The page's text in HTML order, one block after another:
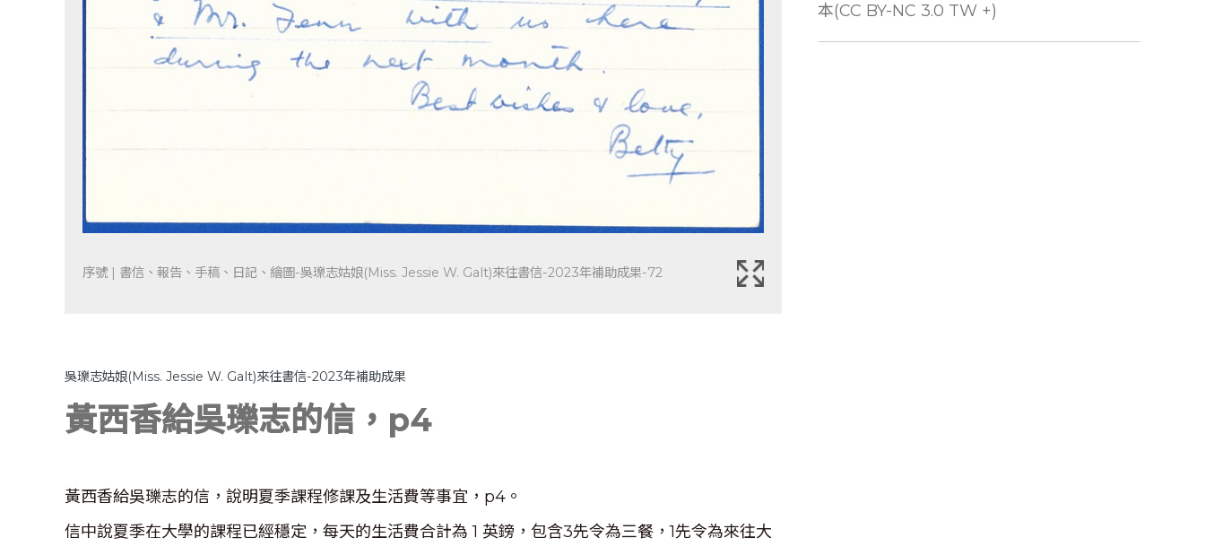
序號 | 書信、報告、手稿、日記、繪圖-吳瓅志姑娘(Miss. Jessie W. Galt)來往書信-2023年補助成果-72
吳瓅志姑娘(Miss. Jessie W. Galt)來往書信-2023年補助成果
黃西香給吳瓅志的信，p4
黃西香給吳瓅志的信，說明夏季課程修課及生活費等事宜，p4。
信中說夏季在大學的課程已經穩定，每天的生活費合計為 1 英鎊，包含3先令為三餐，1先令為來往大
本(CC BY-NC 3.0 TW +)